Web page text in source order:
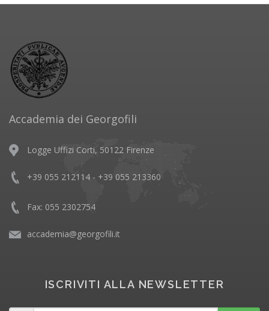
Accademia dei Georgofili
Logge Uffizi Corti, 50122 Firenze
+39 055 212114 - +39 055 213360
Fax: 055 2302754
accademia@georgofili.it
ISCRIVITI ALLA NEWSLETTER